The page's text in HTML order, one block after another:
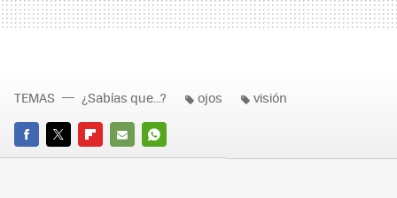
FACEBOOK
TWITTERFLIPBOARD
E-
WHATSAPP
TEMAS ¿Sabías que...? ojos visión